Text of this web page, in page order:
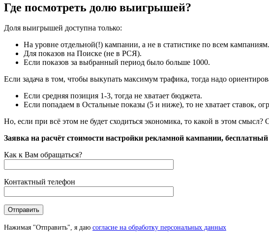
Где посмотреть долю выигрышей?
Доля выигрышей доступна только:
На уровне отдельной(!) кампании, а не в статистике по всем кампаниям.
Для показов на Поиске (не в РСЯ).
Если показов за выбранный период было больше 1000.
Если задача в том, чтобы выкупать максимум трафика, тогда надо
Если средняя позиция 1-3, тогда не хватает бюджета.
Если попадаем в Остальные показы (5 и ниже), то не хватает ставок,
Но, если при всё этом не будет сходиться экономика, то какой в этом
Posted inБлог
Заявка на расчёт стоимости настройки рекламной кампании,
Как к Вам обращаться?
Контактный телефон
Нажимая "Отправить", я даю согласие на обработку персональных данных